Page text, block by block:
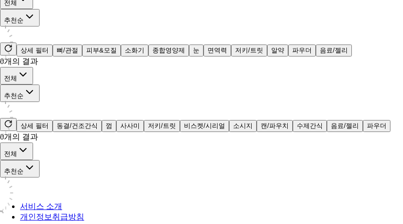
전체
추천순
상세 필터 뼈/관절 피부&모질 소화기 종합영양제 눈 면역력 저키/트릿 알약 파우더 음료/젤리
0개의 결과
전체
추천순
상세 필터 동결/건조간식 껌 사사미 저키/트릿 비스켓/시리얼 소시지 캔/파우치 수제간식 음료/젤리 파우더
0개의 결과
전체
추천순
서비스 소개
개인정보취급방침